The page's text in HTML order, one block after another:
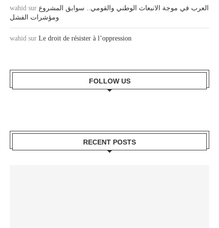
wahid sur العرب في موجة الانبعاث الوطني والقومي.. سوابق المشروع
ومؤشرات الفشل
wahid sur Le droit de résister à l’oppression
FOLLOW US
RECENT POSTS